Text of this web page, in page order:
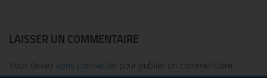
LAISSER UN COMMENTAIRE
Vous devez vous connecter pour publier un commentaire.